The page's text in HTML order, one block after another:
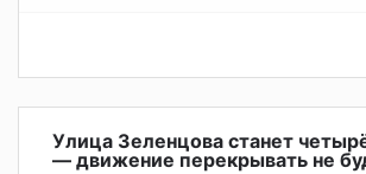
Улица Зеленцова станет
— движение перекрывать не